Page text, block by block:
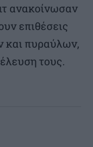
ανακοίνωσαν
επιθέσεις
πυραύλων,
τους.